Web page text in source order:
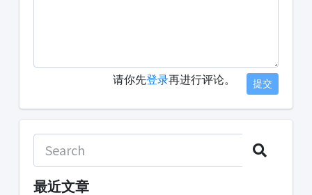
请你先登录再进行评论。 提交
最近文章